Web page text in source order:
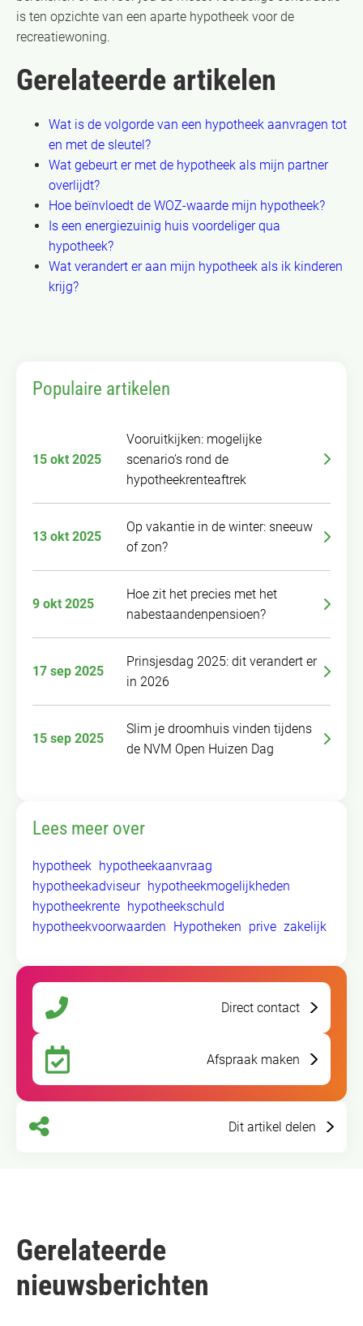
is ten opzichte van een aparte hypotheek voor de
recreatiewoning.
Gerelateerde artikelen
Wat is de volgorde van een hypotheek aanvragen tot
en met de sleutel?
Wat gebeurt er met de hypotheek als mijn partner
overlijdt?
Hoe beïnvloedt de WOZ-waarde mijn hypotheek?
Is een energiezuinig huis voordeliger qua
hypotheek?
Wat verandert er aan mijn hypotheek als ik kinderen
krijg?
Populaire artikelen
15 okt 2025
Vooruitkijken: mogelijke
scenario’s rond de
hypotheekrenteaftrek
13 okt 2025
Op vakantie in de winter: sneeuw
of zon?
9 okt 2025
Hoe zit het precies met het
nabestaandenpensioen?
17 sep 2025
Prinsjesdag 2025: dit verandert er
in 2026
15 sep 2025
Slim je droomhuis vinden tijdens
de NVM Open Huizen Dag
Lees meer over
hypotheek hypotheekaanvraag
hypotheekadviseur hypotheekmogelijkheden
hypotheekrente hypotheekschuld
hypotheekvoorwaarden Hypotheken prive zakelijk
Direct contact
Afspraak maken
Dit artikel delen
Gerelateerde
nieuwsberichten